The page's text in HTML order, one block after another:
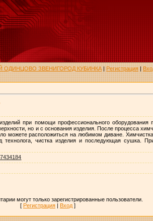
ОДИНЦОВО ЗВЕНИГОРОД КУБИНКА|Регистрация|
при помощи профессионального оборудования
но и с основания изделия. После процесса
расположиться на любимом диване.
чистка изделия и последующая сушка.
могут только зарегистрированные пользователи.
[ Регистрация| Вход]